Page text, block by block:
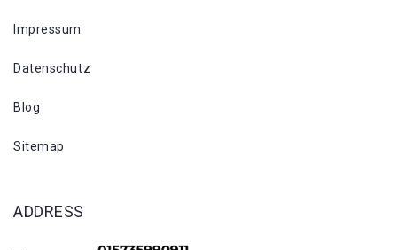
Impressum
Datenschutz
Blog
Sitemap
ADDRESS